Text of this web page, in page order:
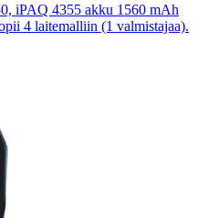
iPAQ 4355 akku 1560 mAh
4 laitemalliin (1 valmistajaa).